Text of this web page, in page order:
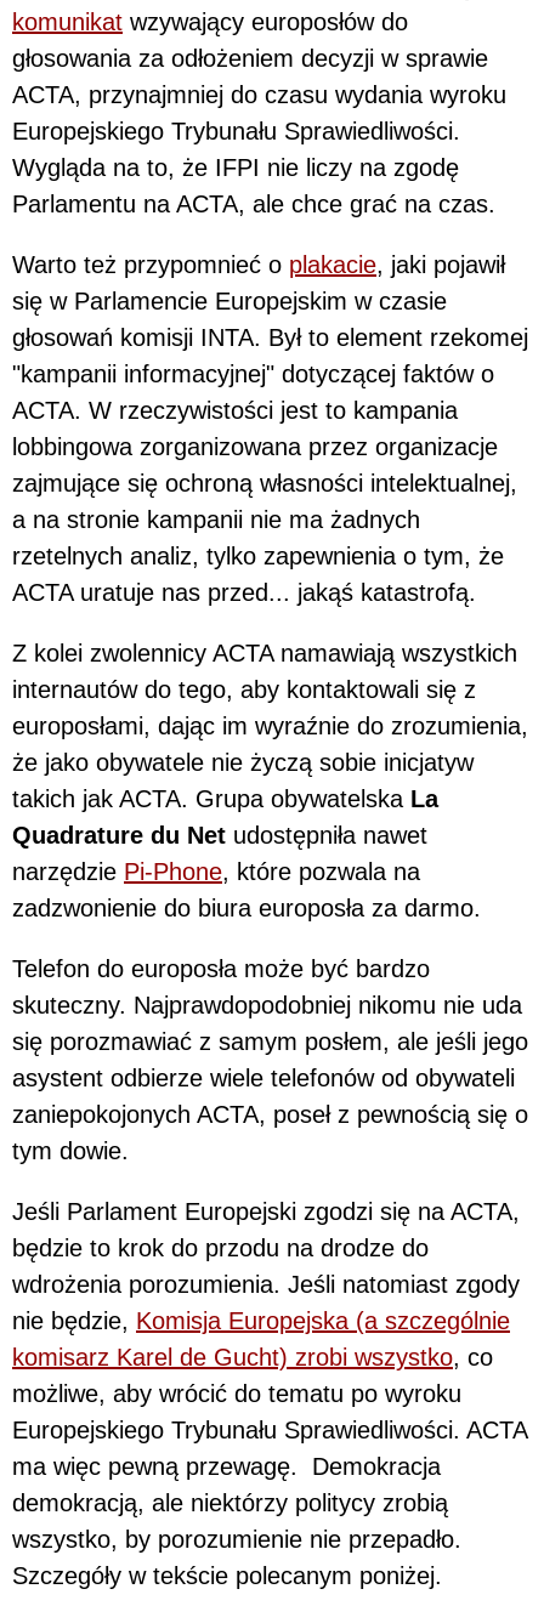
komunikat wzywający europosłów do
głosowania za odłożeniem decyzji w sprawie
ACTA, przynajmniej do czasu wydania wyroku
Europejskiego Trybunału Sprawiedliwości.
Wygląda na to, że IFPI nie liczy na zgodę
Parlamentu na ACTA, ale chce grać na czas.
Warto też przypomnieć o plakacie, jaki pojawił
się w Parlamencie Europejskim w czasie
głosowań komisji INTA. Był to element rzekomej
"kampanii informacyjnej" dotyczącej faktów o
ACTA. W rzeczywistości jest to kampania
lobbingowa zorganizowana przez organizacje
zajmujące się ochroną własności intelektualnej,
a na stronie kampanii nie ma żadnych
rzetelnych analiz, tylko zapewnienia o tym, że
ACTA uratuje nas przed... jakąś katastrofą.
Z kolei zwolennicy ACTA namawiają wszystkich
internautów do tego, aby kontaktowali się z
europosłami, dając im wyraźnie do zrozumienia,
że jako obywatele nie życzą sobie inicjatyw
takich jak ACTA. Grupa obywatelska La
Quadrature du Net udostępniła nawet
narzędzie Pi-Phone, które pozwala na
zadzwonienie do biura europosła za darmo.
Telefon do europosła może być bardzo
skuteczny. Najprawdopodobniej nikomu nie uda
się porozmawiać z samym posłem, ale jeśli jego
asystent odbierze wiele telefonów od obywateli
zaniepokojonych ACTA, poseł z pewnością się o
tym dowie.
Jeśli Parlament Europejski zgodzi się na ACTA,
będzie to krok do przodu na drodze do
wdrożenia porozumienia. Jeśli natomiast zgody
nie będzie, Komisja Europejska (a szczególnie
komisarz Karel de Gucht) zrobi wszystko, co
możliwe, aby wrócić do tematu po wyroku
Europejskiego Trybunału Sprawiedliwości. ACTA
ma więc pewną przewagę. Demokracja
demokracją, ale niektórzy politycy zrobią
wszystko, by porozumienie nie przepadło.
Szczegóły w tekście polecanym poniżej.